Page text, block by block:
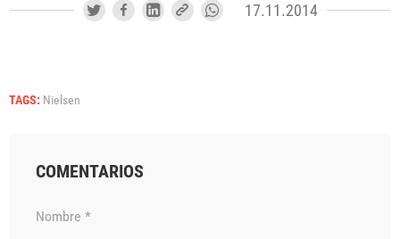
17.11.2014
TAGS: Nielsen
COMENTARIOS
Nombre *